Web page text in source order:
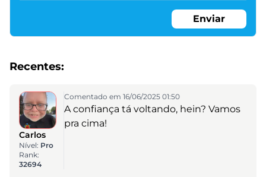
Enviar
Recentes:
Carlos
Nível: Pro
Rank:
32694
Comentado em 16/06/2025 01:50
A confiança tá voltando, hein? Vamos
pra cima!